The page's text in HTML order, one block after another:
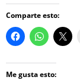
Comparte esto:
Me gusta esto: